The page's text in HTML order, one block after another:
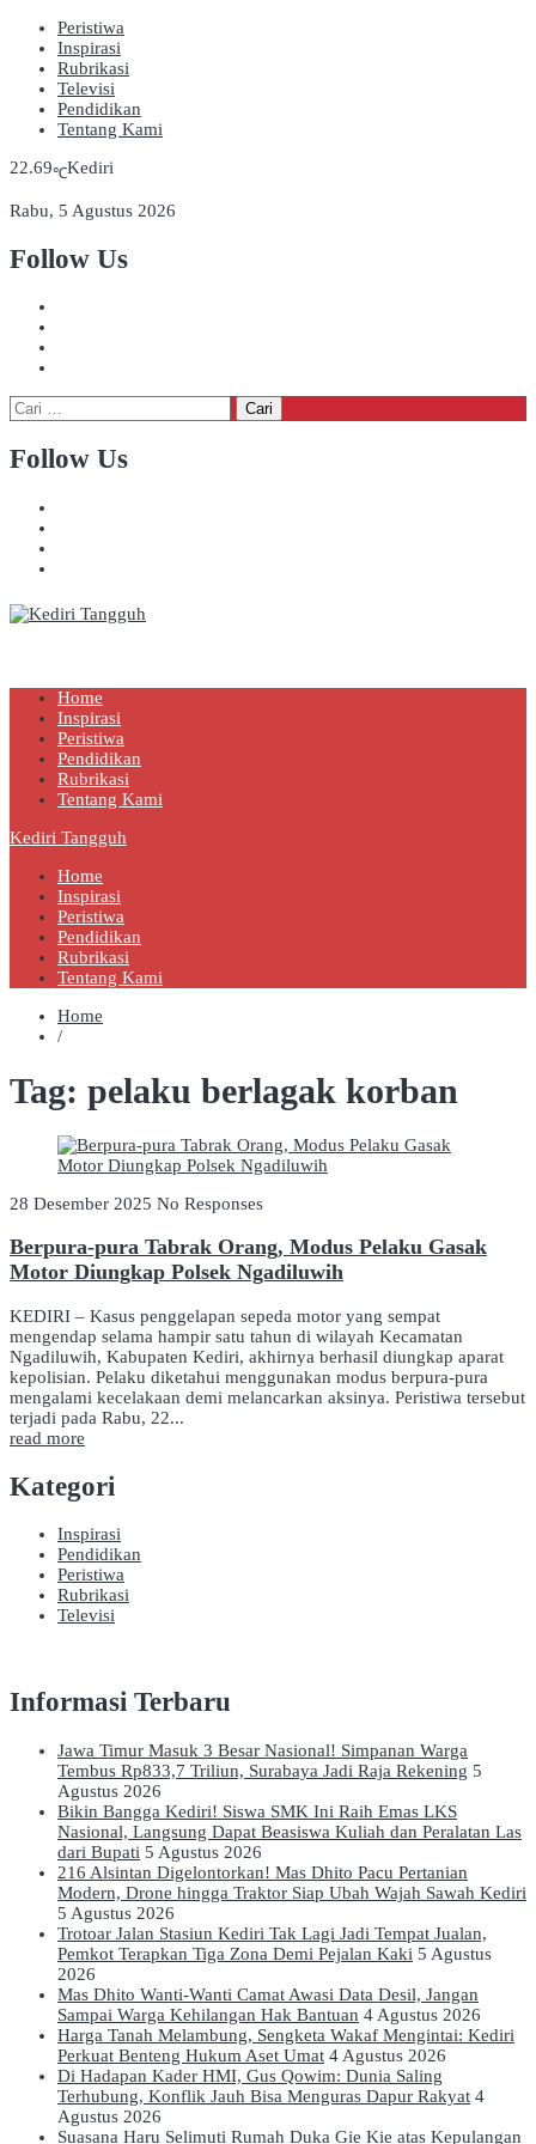
Peristiwa
Inspirasi
Rubrikasi
Televisi
Pendidikan
Tentang Kami
22.69℃Kediri
Rabu, 5 Agustus 2026
Follow Us
Cari
untuk:
Follow Us
Home
Inspirasi
Peristiwa
Pendidikan
Rubrikasi
Tentang Kami
Kediri Tangguh
Home
Inspirasi
Peristiwa
Pendidikan
Rubrikasi
Tentang Kami
Home
/
Tag: pelaku berlagak korban
28 Desember 2025 No Responses
Berpura-pura Tabrak Orang, Modus Pelaku Gasak
Motor Diungkap Polsek Ngadiluwih
KEDIRI – Kasus penggelapan sepeda motor yang sempat
mengendap selama hampir satu tahun di wilayah Kecamatan
Ngadiluwih, Kabupaten Kediri, akhirnya berhasil diungkap aparat
kepolisian. Pelaku diketahui menggunakan modus berpura-pura
mengalami kecelakaan demi melancarkan aksinya. Peristiwa tersebut
terjadi pada Rabu, 22...
read more
Kategori
Inspirasi
Pendidikan
Peristiwa
Rubrikasi
Televisi
Informasi Terbaru
Jawa Timur Masuk 3 Besar Nasional! Simpanan Warga
Tembus Rp833,7 Triliun, Surabaya Jadi Raja Rekening 5
Agustus 2026
Bikin Bangga Kediri! Siswa SMK Ini Raih Emas LKS
Nasional, Langsung Dapat Beasiswa Kuliah dan Peralatan Las
dari Bupati 5 Agustus 2026
216 Alsintan Digelontorkan! Mas Dhito Pacu Pertanian
Modern, Drone hingga Traktor Siap Ubah Wajah Sawah Kediri
5 Agustus 2026
Trotoar Jalan Stasiun Kediri Tak Lagi Jadi Tempat Jualan,
Pemkot Terapkan Tiga Zona Demi Pejalan Kaki 5 Agustus
2026
Mas Dhito Wanti-Wanti Camat Awasi Data Desil, Jangan
Sampai Warga Kehilangan Hak Bantuan 4 Agustus 2026
Harga Tanah Melambung, Sengketa Wakaf Mengintai: Kediri
Perkuat Benteng Hukum Aset Umat 4 Agustus 2026
Di Hadapan Kader HMI, Gus Qowim: Dunia Saling
Terhubung, Konflik Jauh Bisa Menguras Dapur Rakyat 4
Agustus 2026
Suasana Haru Selimuti Rumah Duka Gie Kie atas Kepulangan